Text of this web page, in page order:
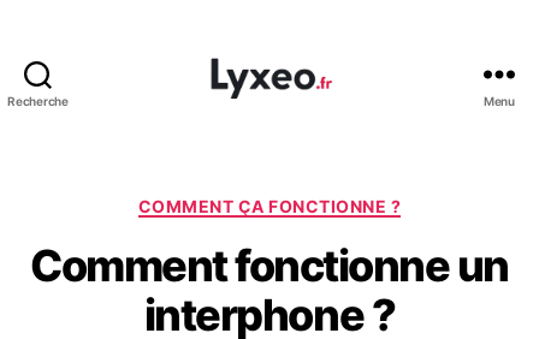
Recherche Menu
Catégories
COMMENT ÇA FONCTIONNE ?
Comment fonctionne un
interphone ?